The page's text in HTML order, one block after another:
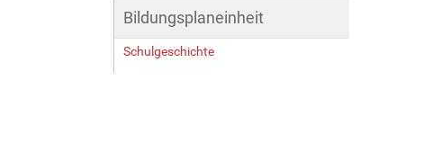
Bildungsplaneinheit
Schulgeschichte